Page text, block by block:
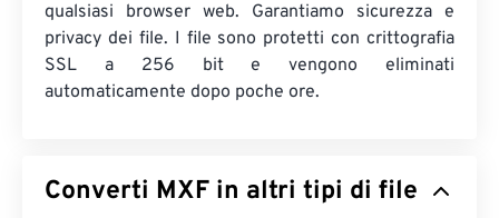
qualsiasi browser web. Garantiamo sicurezza e
privacy dei file. I file sono protetti con crittografia
SSL a 256 bit e vengono eliminati
automaticamente dopo poche ore.
Converti MXF in altri tipi di file